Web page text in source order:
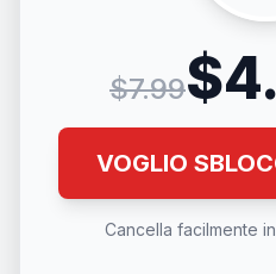
$7.99
VOGLIO
Cancella facilmente